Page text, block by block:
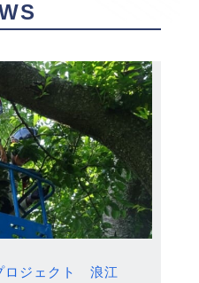
ロジェクト 浪江